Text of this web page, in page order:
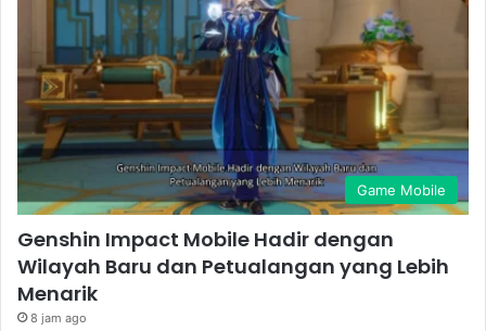
Game Mobile
Genshin Impact Mobile Hadir dengan
Wilayah Baru dan Petualangan yang Lebih
Menarik
8 jam ago